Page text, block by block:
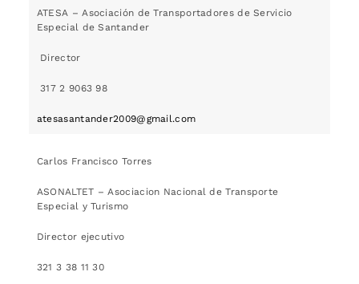
ATESA – Asociación de Transportadores de Servicio
Especial de Santander
Director
317 2 9063 98
atesasantander2009@gmail.com
Carlos Francisco Torres
ASONALTET – Asociacion Nacional de Transporte
Especial y Turismo
Director ejecutivo
321 3 38 11 30